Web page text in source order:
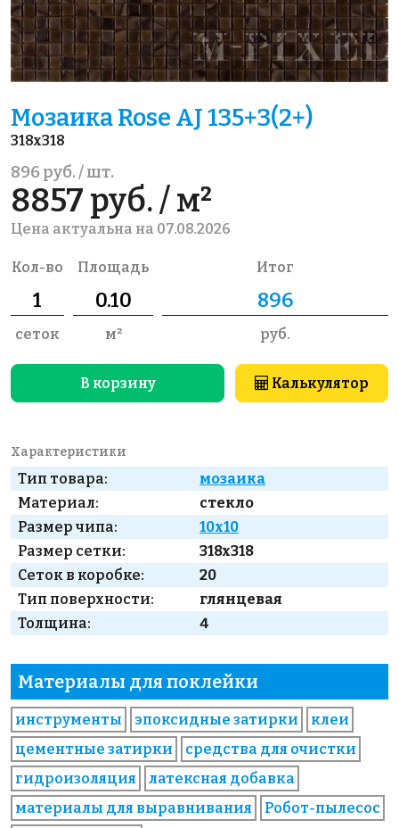
Мозаика Rose AJ 135+3(2+)
318x318
896 руб. / шт.
8857 руб. / м²
Цена актуальна на 07.08.2026
Кол-во
сеток
Площадь
м²
Итог
руб.
В корзину Калькулятор
Характеристики
Тип товара:
мозаика
Материал:
стекло
Размер чипа:
10x10
Размер сетки:
318x318
Сеток в коробке:
20
Тип поверхности:
глянцевая
Толщина:
4
Материалы для поклейки
инструменты эпоксидные затирки
клеи
цементные затирки
средства для очистки
гидроизоляция
латексная добавка
материалы для выравнивания
Робот-пылесос